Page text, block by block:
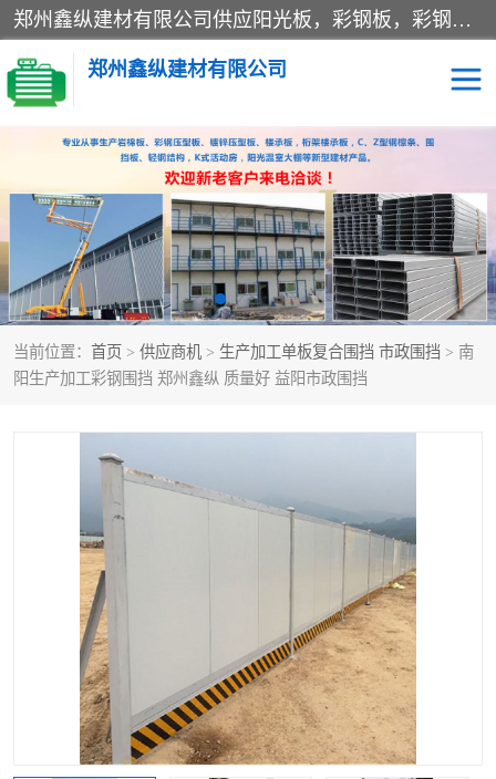
郑州鑫纵建材有限公司供应阳光板，彩钢板，彩钢钢构工程是一家集生产销售租赁安装于一体的企业，主要生产PC采光板，耐力板，仿古琉璃采光板，岩棉板、彩钢压型板、镀锌压型板、桁架楼承板，C、Z型钢檩条、围挡板、轻钢结构，阳光温室大棚等新型建材产品。公司旗下有多台移动式高空压瓦机租赁，承接全国各地业务，专业对外租赁各种型号压瓦机。
郑州鑫纵建材有限公司
当前位置： 首页 > 供应商机 > 生产加工单板复合围挡 市政围挡 > 南
阳生产加工彩钢围挡 郑州鑫纵 质量好 益阳市政围挡
高空瓦机租赁 ASA合成树脂仿古瓦
CZ型钢 FRP采光板
PC多层板 PC耐力板
建筑围挡 楼层板
彩钢板
生产加工单板复合围挡 市
政围挡